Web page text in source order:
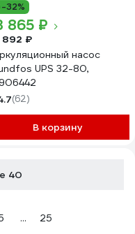
-32%
865 ₽
892 ₽
насос
UPS 32-80,
(62)
В корзину
40
... 25